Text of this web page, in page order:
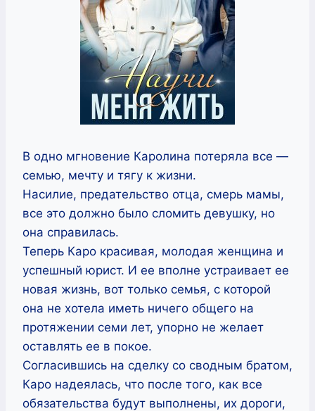
В одно мгновение Каролина потеряла все —
семью, мечту и тягу к жизни.
Насилие, предательство отца, смерь мамы,
все это должно было сломить девушку, но
она справилась.
Теперь Каро красивая, молодая женщина и
успешный юрист. И ее вполне устраивает ее
новая жизнь, вот только семья, с которой
она не хотела иметь ничего общего на
протяжении семи лет, упорно не желает
оставлять ее в покое.
Согласившись на сделку со сводным братом,
Каро надеялась, что после того, как все
обязательства будут выполнены, их дороги,